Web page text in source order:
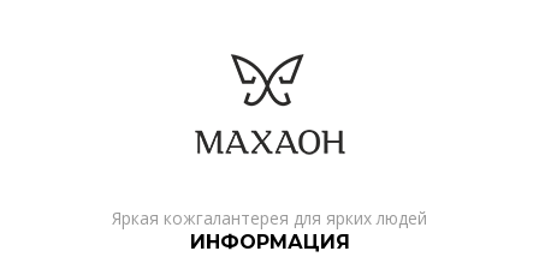
Яркая кожгалантерея для ярких людей
ИНФОРМАЦИЯ